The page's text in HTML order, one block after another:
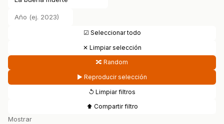
☑ Seleccionar todo
✕ Limpiar selección
🔀 Random
▶ Reproducir selección
↺ Limpiar filtros
⬆ Compartir filtro
Mostrar